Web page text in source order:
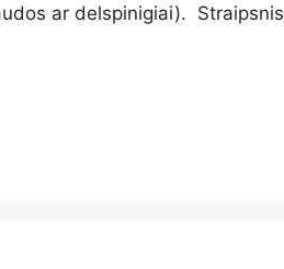
ar delspinigiai). Straipsnis